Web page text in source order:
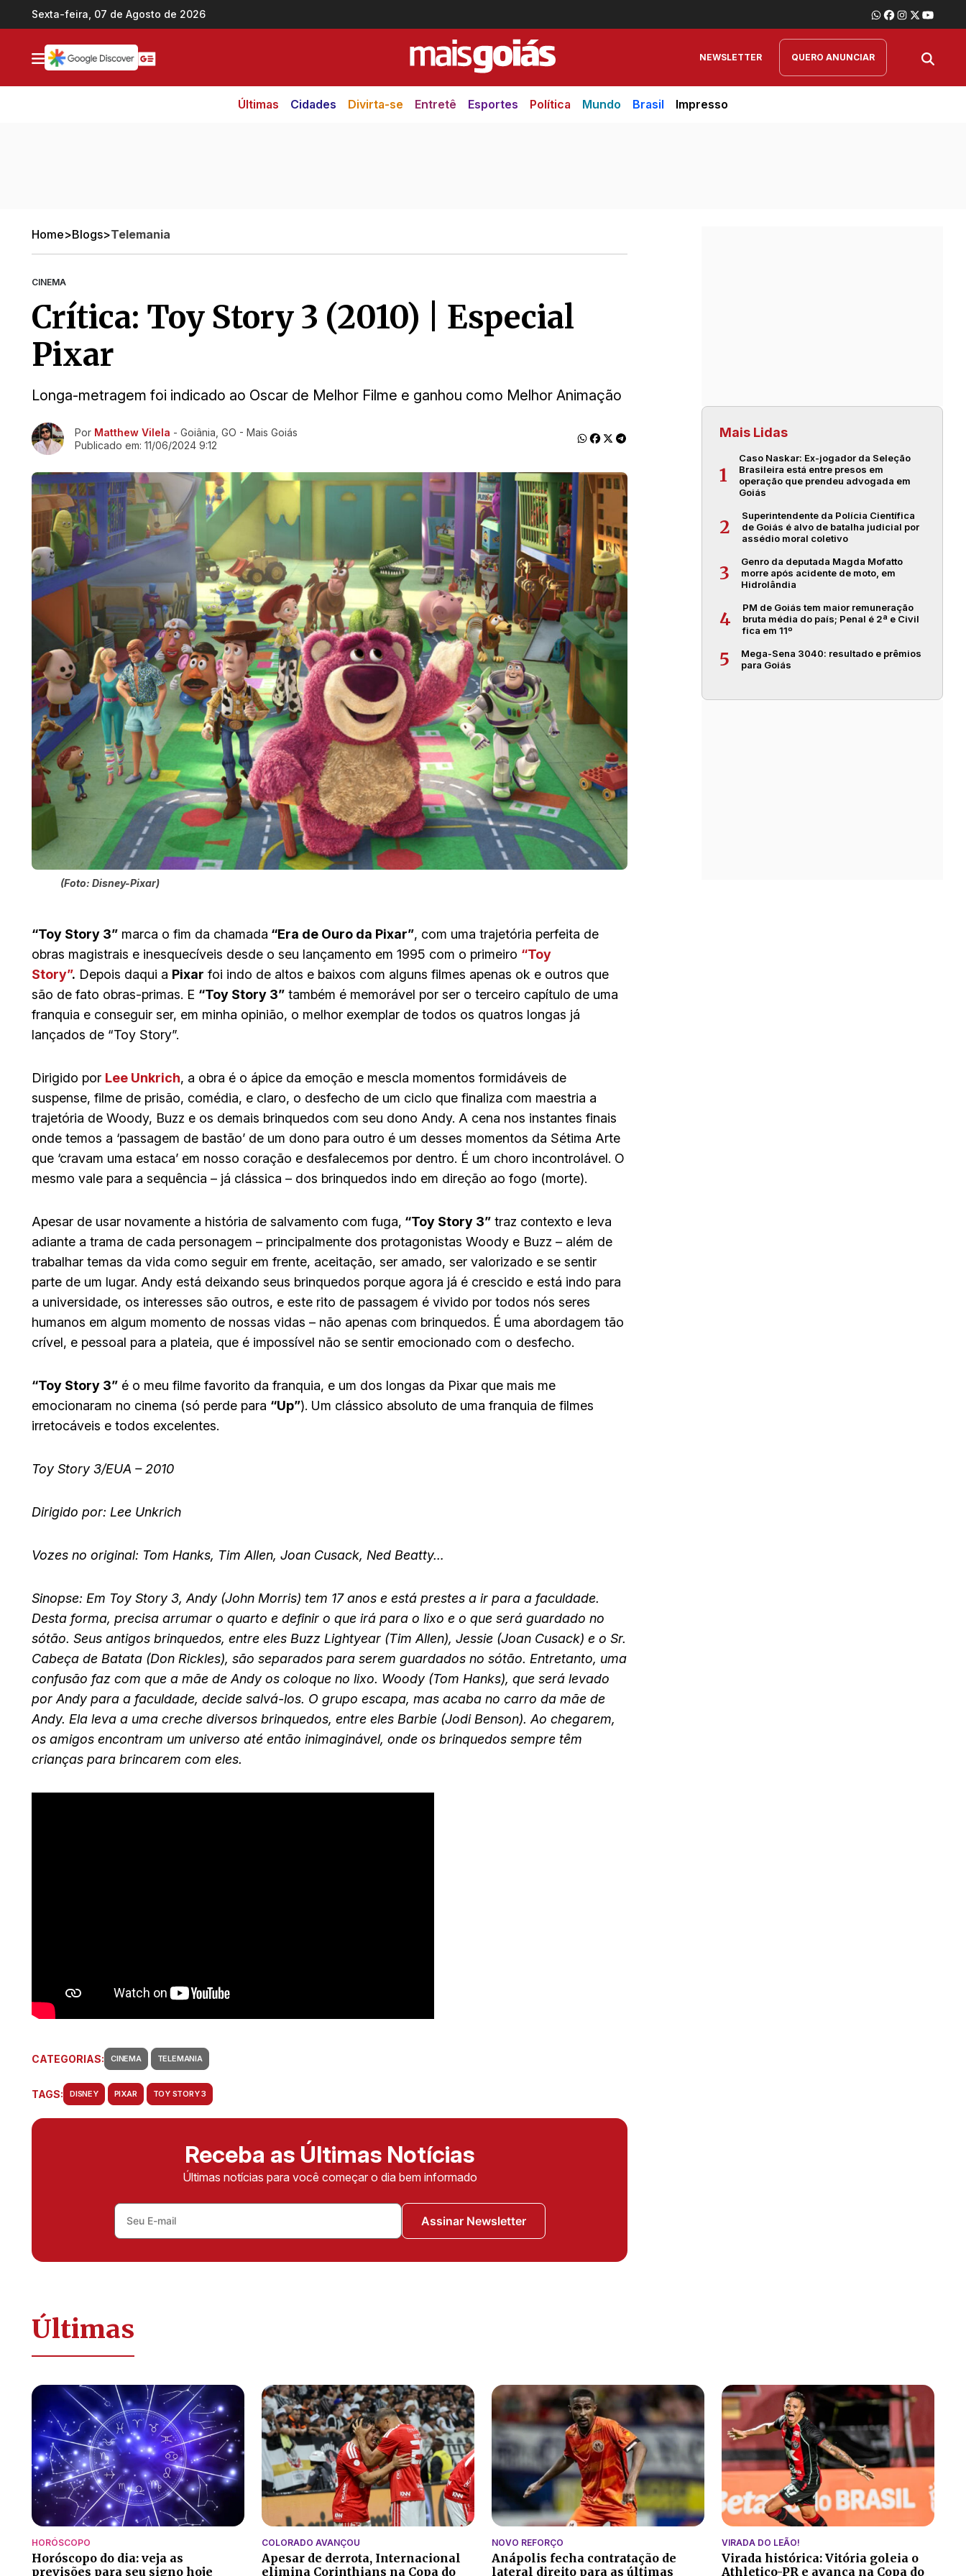
Ir direto pro conteúdo
Sexta-feira, 07 de Agosto de 2026
NEWSLETTER QUERO ANUNCIAR
Últimas Cidades Divirta-se Entretê Esportes Política Mundo Brasil Impresso
Home>Blogs>Telemania
CINEMA
Crítica: Toy Story 3 (2010) | Especial
Pixar
Longa-metragem foi indicado ao Oscar de Melhor Filme e ganhou como Melhor Animação
Ir direto pra matéria
Por Matthew Vilela - Goiânia, GO - Mais Goiás
Publicado em: 11/06/2024 9:12
(Foto: Disney-Pixar)
“Toy Story 3” marca o fim da chamada “Era de Ouro da Pixar”, com uma trajetória perfeita de
obras magistrais e inesquecíveis desde o seu lançamento em 1995 com o primeiro “Toy
Story”. Depois daqui a Pixar foi indo de altos e baixos com alguns filmes apenas ok e outros que
são de fato obras-primas. E “Toy Story 3” também é memorável por ser o terceiro capítulo de uma
franquia e conseguir ser, em minha opinião, o melhor exemplar de todos os quatros longas já
lançados de “Toy Story”.
Dirigido por Lee Unkrich, a obra é o ápice da emoção e mescla momentos formidáveis de
suspense, filme de prisão, comédia, e claro, o desfecho de um ciclo que finaliza com maestria a
trajetória de Woody, Buzz e os demais brinquedos com seu dono Andy. A cena nos instantes finais
onde temos a ‘passagem de bastão’ de um dono para outro é um desses momentos da Sétima Arte
que ‘cravam uma estaca’ em nosso coração e desfalecemos por dentro. É um choro incontrolável. O
mesmo vale para a sequência – já clássica – dos brinquedos indo em direção ao fogo (morte).
Apesar de usar novamente a história de salvamento com fuga, “Toy Story 3” traz contexto e leva
adiante a trama de cada personagem – principalmente dos protagonistas Woody e Buzz – além de
trabalhar temas da vida como seguir em frente, aceitação, ser amado, ser valorizado e se sentir
parte de um lugar. Andy está deixando seus brinquedos porque agora já é crescido e está indo para
a universidade, os interesses são outros, e este rito de passagem é vivido por todos nós seres
humanos em algum momento de nossas vidas – não apenas com brinquedos. É uma abordagem tão
crível, e pessoal para a plateia, que é impossível não se sentir emocionado com o desfecho.
“Toy Story 3” é o meu filme favorito da franquia, e um dos longas da Pixar que mais me
emocionaram no cinema (só perde para “Up”). Um clássico absoluto de uma franquia de filmes
irretocáveis e todos excelentes.
Toy Story 3/EUA – 2010
Dirigido por: Lee Unkrich
Vozes no original: Tom Hanks, Tim Allen, Joan Cusack, Ned Beatty…
Sinopse: Em Toy Story 3, Andy (John Morris) tem 17 anos e está prestes a ir para a faculdade.
Desta forma, precisa arrumar o quarto e definir o que irá para o lixo e o que será guardado no
sótão. Seus antigos brinquedos, entre eles Buzz Lightyear (Tim Allen), Jessie (Joan Cusack) e o Sr.
Cabeça de Batata (Don Rickles), são separados para serem guardados no sótão. Entretanto, uma
confusão faz com que a mãe de Andy os coloque no lixo. Woody (Tom Hanks), que será levado
por Andy para a faculdade, decide salvá-los. O grupo escapa, mas acaba no carro da mãe de
Andy. Ela leva a uma creche diversos brinquedos, entre eles Barbie (Jodi Benson). Ao chegarem,
os amigos encontram um universo até então inimaginável, onde os brinquedos sempre têm
crianças para brincarem com eles.
CATEGORIAS: CINEMA TELEMANIA
TAGS: DISNEY PIXAR TOY STORY 3
Receba as Últimas Notícias
Últimas notícias para você começar o dia bem informado
Assinar Newsletter
Mais Lidas
1
Caso Naskar: Ex-jogador da Seleção
Brasileira está entre presos em
operação que prendeu advogada em
Goiás
2
Superintendente da Polícia Científica
de Goiás é alvo de batalha judicial por
assédio moral coletivo
3
Genro da deputada Magda Mofatto
morre após acidente de moto, em
Hidrolândia
4
PM de Goiás tem maior remuneração
bruta média do país; Penal é 2ª e Civil
fica em 11º
5
Mega-Sena 3040: resultado e prêmios
para Goiás
Últimas
HORÓSCOPO
Horóscopo do dia: veja as
previsões para seu signo hoje
COLORADO AVANÇOU
Apesar de derrota, Internacional
elimina Corinthians na Copa do
NOVO REFORÇO
Anápolis fecha contratação de
lateral direito para as últimas
VIRADA DO LEÃO!
Virada histórica: Vitória goleia o
Athletico-PR e avança na Copa do